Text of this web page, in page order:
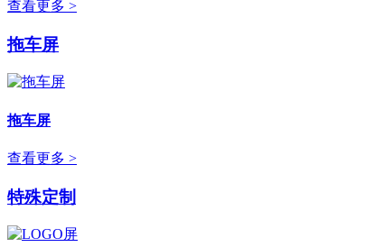
查看更多 >
拖车屏
拖车屏
查看更多 >
特殊定制